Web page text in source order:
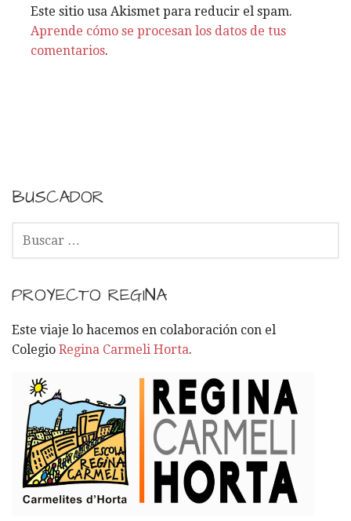
Este sitio usa Akismet para reducir el spam.
Aprende cómo se procesan los datos de tus
comentarios.
BUSCADOR
C
R
:
PROYECTO REGINA
Este viaje lo hacemos en colaboración con el
Colegio Regina Carmeli Horta.